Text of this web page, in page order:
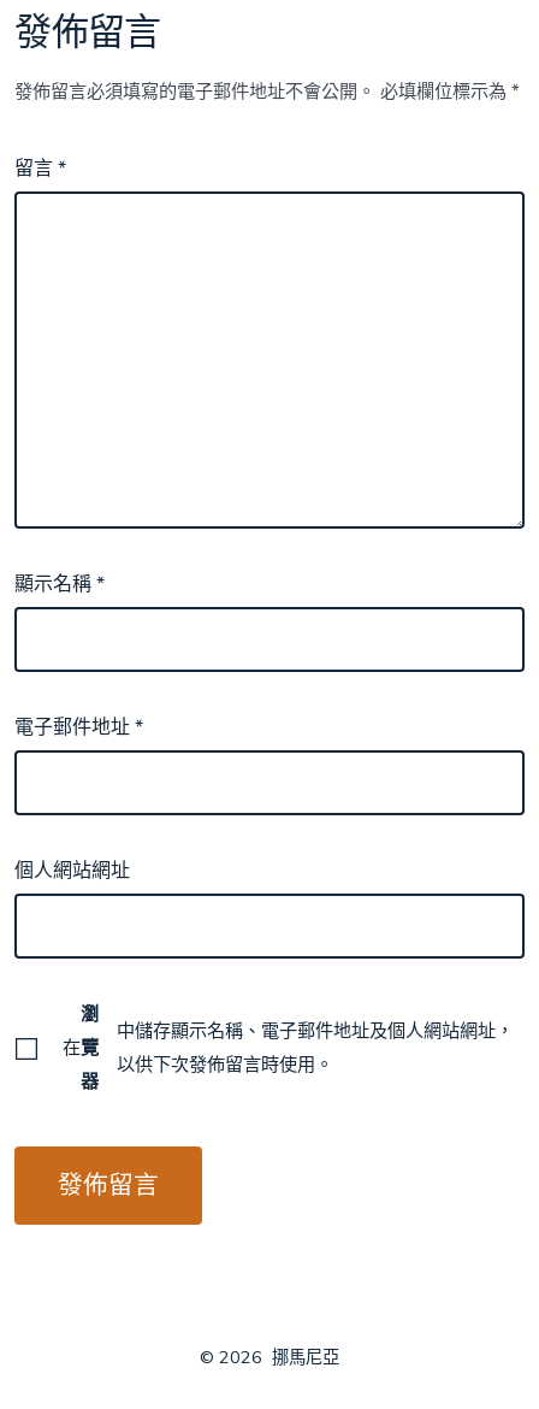
發佈留言
發佈留言必須填寫的電子郵件地址不會公開。 必填欄位標示為*
留言*
顯示名稱*
電子郵件地址*
個人網站網址
在
瀏
覽
器
中儲存顯示名稱、電子郵件地址及個人網站網址，
以供下次發佈留言時使用。
© 2026 挪馬尼亞